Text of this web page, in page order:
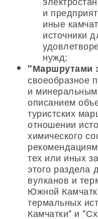
и
иные
источники
нужд;
"Маршрутами
своеобразное
и минеральным
описанием
туристских
отношении
химического
тех или иных
этого
вулканов и
Южной
термальных
Камчатки" и